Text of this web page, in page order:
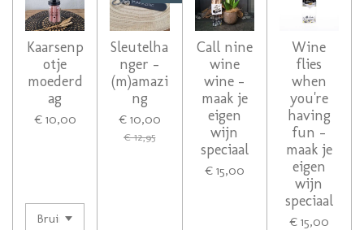
Kaarsenp
otje
moederd
ag
€ 10,00
Sleutelha
nger -
(m)amazi
ng
€ 10,00
€ 12,95
Call nine
wine
wine -
maak je
eigen
wijn
speciaal
€ 15,00
Wine
flies
when
you're
having
fun -
maak je
eigen
wijn
speciaal
€ 15,00